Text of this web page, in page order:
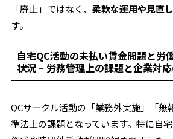
「廃止」ではなく、柔軟な運用や見直
す。
自宅QC活動の未払い賃金問題と労
状況 – 労務管理上の課題と企業対
QCサークル活動の「業務外実施」「無
準法上の課題となっています。特に自